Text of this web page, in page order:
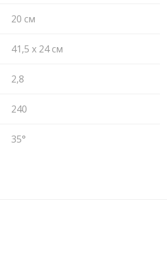
20 см
41,5 x 24 см
2,8
240
35°